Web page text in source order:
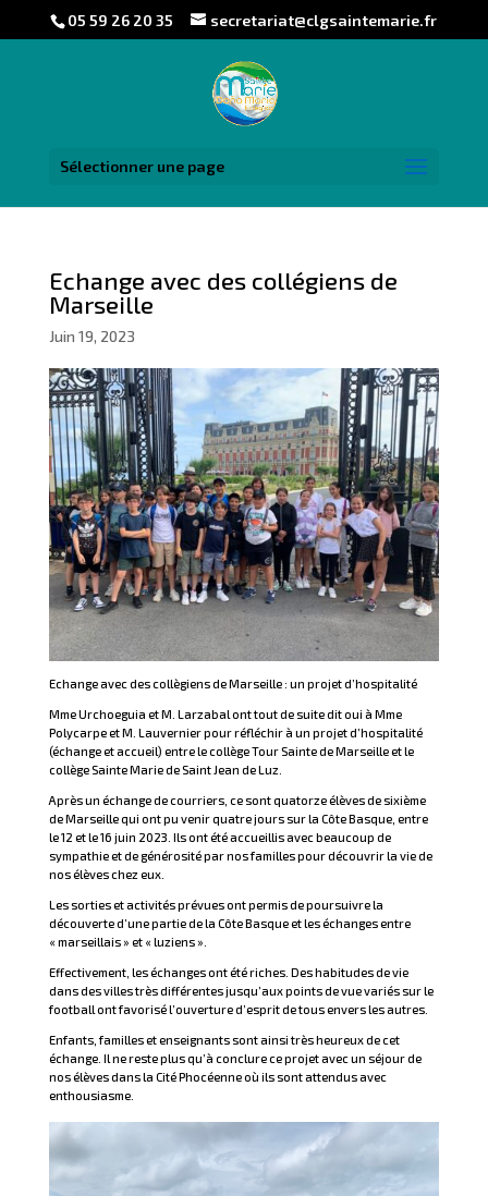
05 59 26 20 35 secretariat@clgsaintemarie.fr
Sélectionner une page
Echange avec des collégiens de
Marseille
Juin 19, 2023
Echange avec des collègiens de Marseille : un projet d’hospitalité
Mme Urchoeguia et M. Larzabal ont tout de suite dit oui à Mme
Polycarpe et M. Lauvernier pour réfléchir à un projet d’hospitalité
(échange et accueil) entre le collège Tour Sainte de Marseille et le
collège Sainte Marie de Saint Jean de Luz.
Après un échange de courriers, ce sont quatorze élèves de sixième
de Marseille qui ont pu venir quatre jours sur la Côte Basque, entre
le 12 et le 16 juin 2023. Ils ont été accueillis avec beaucoup de
sympathie et de générosité par nos familles pour découvrir la vie de
nos élèves chez eux.
Les sorties et activités prévues ont permis de poursuivre la
découverte d’une partie de la Côte Basque et les échanges entre
« marseillais » et « luziens ».
Effectivement, les échanges ont été riches. Des habitudes de vie
dans des villes très différentes jusqu’aux points de vue variés sur le
football ont favorisé l’ouverture d’esprit de tous envers les autres.
Enfants, familles et enseignants sont ainsi très heureux de cet
échange. Il ne reste plus qu’à conclure ce projet avec un séjour de
nos élèves dans la Cité Phocéenne où ils sont attendus avec
enthousiasme.